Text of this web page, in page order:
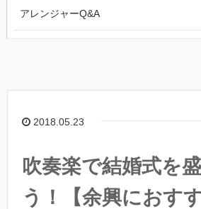
アレンジャーQ&A
2018.05.23
吹奏楽で結婚式を
う！【余興におす